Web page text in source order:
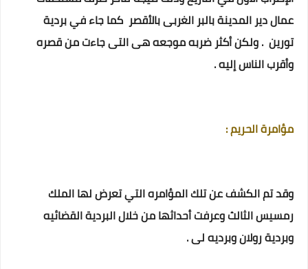
عمال دير المدينة بالبر الغربى بالأقصر كما جاء في بردية
تورين .ولكن أكثر ضربه موجعه هى التى جاءت من قصره
وأقرب الناس إليه .
مؤامرة الحريم :
وقد تم الكشف عن تلك المؤامره التي تعرض لها الملك
رمسيس الثالث وعرفت أحداثها من خلال البردية القضائيه
وبردية رولان وبرديه لى .